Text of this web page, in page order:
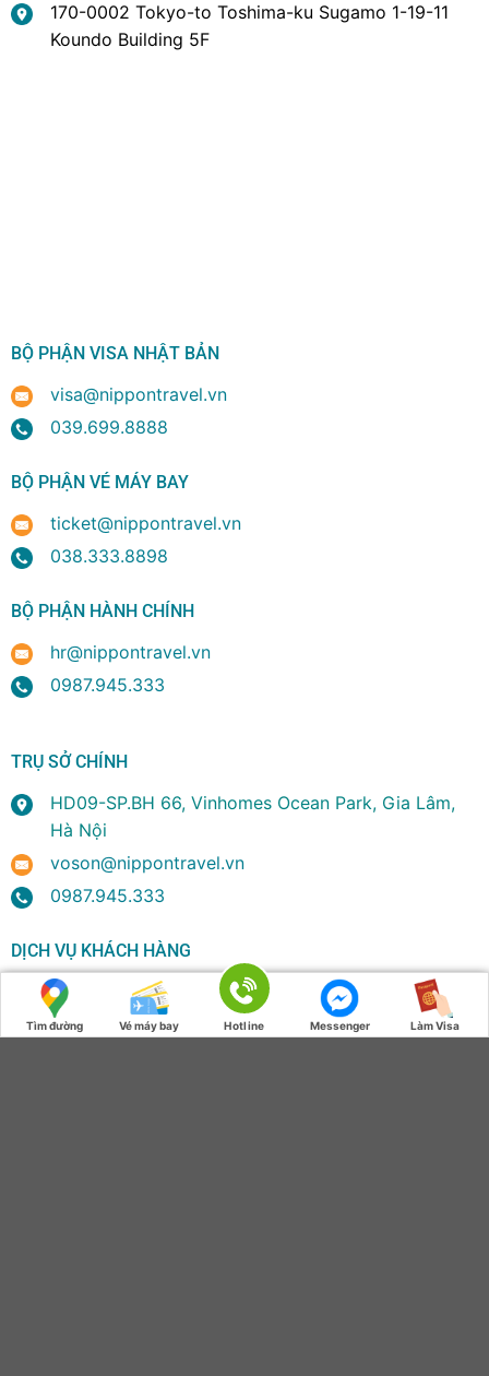
170-0002 Tokyo-to Toshima-ku Sugamo 1-19-11
Koundo Building 5F
BỘ PHẬN VISA NHẬT BẢN
visa@nippontravel.vn
039.699.8888
BỘ PHẬN VÉ MÁY BAY
ticket@nippontravel.vn
038.333.8898
BỘ PHẬN HÀNH CHÍNH
hr@nippontravel.vn
0987.945.333
TRỤ SỞ CHÍNH
HD09-SP.BH 66, Vinhomes Ocean Park, Gia Lâm,
Hà Nội
voson@nippontravel.vn
0987.945.333
DỊCH VỤ KHÁCH HÀNG
Liên hệ chúng tôi
THEO DÕI CHÚNG TÔI
Tìm đường Vé máy bay Hotline Messenger Làm Visa